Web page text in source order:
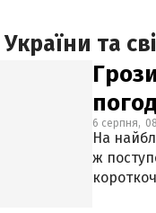
та
6 серпня,
На
ж